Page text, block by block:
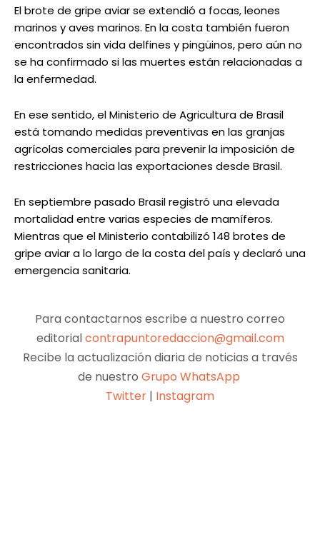
El brote de gripe aviar se extendió a focas, leones
marinos y aves marinos. En la costa también fueron
encontrados sin vida delfines y pingüinos, pero aún no
se ha confirmado si las muertes están relacionadas a
la enfermedad.
En ese sentido, el Ministerio de Agricultura de Brasil
está tomando medidas preventivas en las granjas
agrícolas comerciales para prevenir la imposición de
restricciones hacia las exportaciones desde Brasil.
En septiembre pasado Brasil registró una elevada
mortalidad entre varias especies de mamíferos.
Mientras que el Ministerio contabilizó 148 brotes de
gripe aviar a lo largo de la costa del país y declaró una
emergencia sanitaria.
Para contactarnos escribe a nuestro correo
editorialcontrapuntoredaccion@gmail.com
Recibe la actualización diaria de noticias a través
de nuestro Grupo WhatsApp
Twitter | Instagram